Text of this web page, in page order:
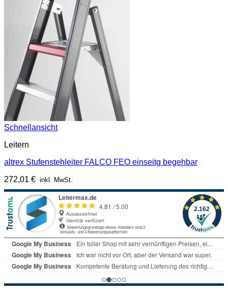
Schnellansicht
Leitern
altrex Stufenstehleiter FALCO FEO einseitg begehbar
272,01 € inkl. MwSt.